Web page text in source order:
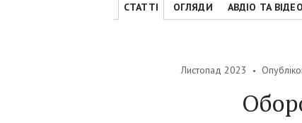
СТАТТІ ОГЛЯДИ АВДІО ТА ВІДЕО
Листопад 2023